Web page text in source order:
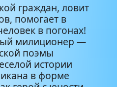
граждан, ловит
помогает в
в погонах!
милиционер —
поэмы
истории
в форме